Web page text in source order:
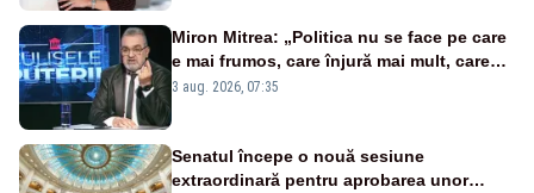
Miron Mitrea: „Politica nu se face pe care
e mai frumos, care înjură mai mult, care
țipă mai tare, ci pe proiecte”
3 aug. 2026, 07:35
Senatul începe o nouă sesiune
extraordinară pentru aprobarea unor